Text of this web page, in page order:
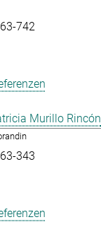
742
Murillo Rincón
343